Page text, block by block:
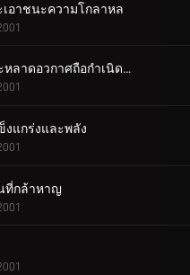
เอาชนะความโกลาหล
สัตว์ประหลาดอวกาศถือกำเนิดบนโลก
งแกร่งและพลัง
ที่กล้าหาญ